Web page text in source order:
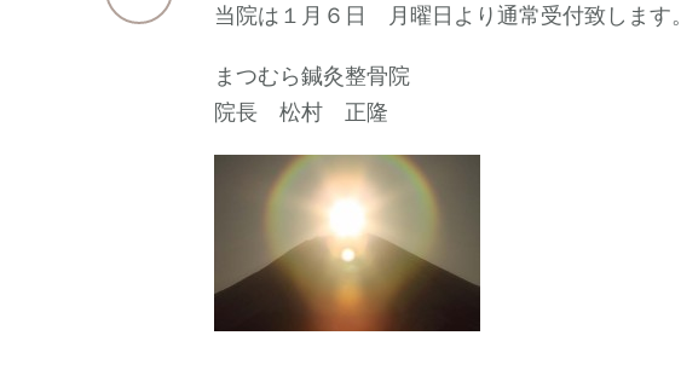
当院は１月６日 月曜日より通常受付致します。
まつむら鍼灸整骨院
院長 松村 正隆